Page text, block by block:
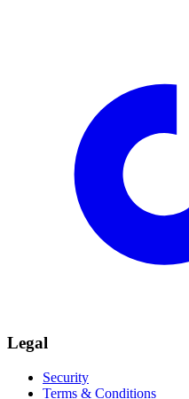
Legal
Security
Terms & Conditions